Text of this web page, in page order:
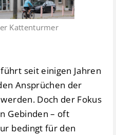
Kattenturmer
seit einigen Jahren
Ansprüchen der
Doch der Fokus
Gebinden – oft
bedingt für den